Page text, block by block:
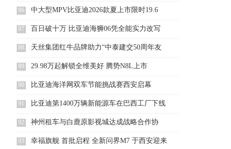
国国际
86 中大型MPV比亚迪2026款夏上市限时19.6
87
百日破十万 比亚迪海狮06凭全能实力改写
SUV
88
天丝集团红牛品牌助力“中泰建交50周年友
89 29.98万起解锁全维美好 腾势N8L上市
90 比亚迪海洋网双车节能挑战赛西安启幕
91 比亚迪第1400万辆新能源车在巴西工厂下线
92
神州租车与白鹿原影视城达成战略合作协
议，共创“
93 幸福旗舰 首批启程 全新问界M7 于西安迎来